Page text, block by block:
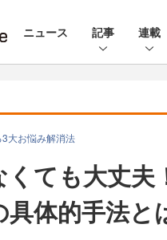
ニュース 記事 連載
大お悩み解消法
ても大丈夫
具体的手法と